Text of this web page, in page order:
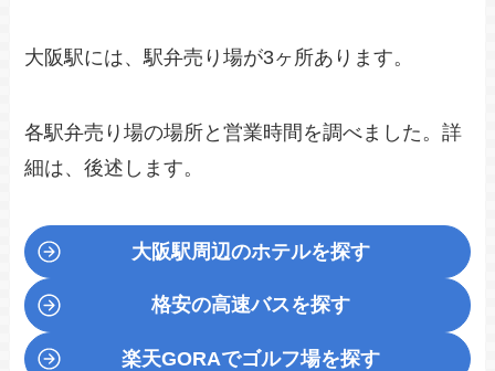
大阪駅には、駅弁売り場が3ヶ所あります。
各駅弁売り場の場所と営業時間を調べました。詳
細は、後述します。
大阪駅周辺のホテルを探す
格安の高速バスを探す
楽天GORAでゴルフ場を探す